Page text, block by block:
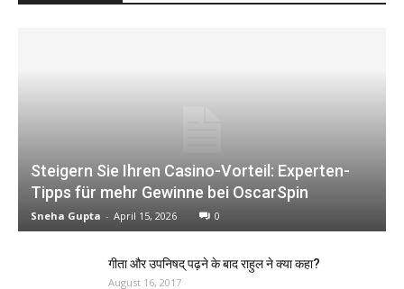
Steigern Sie Ihren Casino-Vorteil: Experten-
Tipps für mehr Gewinne bei OscarSpin
Sneha Gupta - April 15, 2026 0
गीता और उपनिषद् पढ़ने के बाद राहुल ने क्या कहा?
August 16, 2017